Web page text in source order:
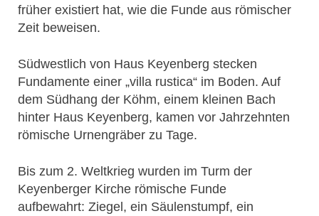
früher existiert hat, wie die Funde aus römischer
Zeit beweisen.
Südwestlich von Haus Keyenberg stecken
Fundamente einer „villa rustica“ im Boden. Auf
dem Südhang der Köhm, einem kleinen Bach
hinter Haus Keyenberg, kamen vor Jahrzehnten
römische Urnengräber zu Tage.
Bis zum 2. Weltkrieg wurden im Turm der
Keyenberger Kirche römische Funde
aufbewahrt: Ziegel, ein Säulenstumpf, ein